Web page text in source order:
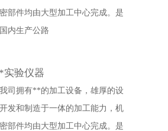
部件均由大型加工中心完成。是
内生产公路
验仪器
拥有**的加工设备，雄厚的设
发和制造于一体的加工能力，机
部件均由大型加工中心完成。是